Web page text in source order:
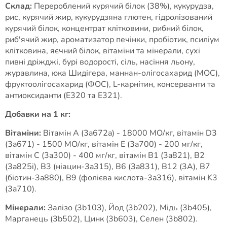
Склад: Перероблений курячий білок (38%), кукурудза,
рис, курячий жир, кукурудзяна глютен, гідролізований
курячий білок, концентрат клітковини, рибний білок,
риб'ячий жир, ароматизатор печінки, пробіотик, псиліум
клітковина, яєчний білок, вітаміни та мінерали, сухі
пивні дріжджі, бурі водорості, сіль, насіння льону,
журавлина, юка Шидігера, маннан-олігосахарид (МОС),
фруктоолігосахарид (ФОС), L-карнітин, консерванти та
антиоксиданти (E320 та E321).
Добавки на 1 кг:
Вітаміни: Вітамін A (3a672a) - 18000 МО/кг, вітамін D3
(3a671) - 1500 МО/кг, вітамін E (3a700) - 200 мг/кг,
вітамін C (3a300) - 400 мг/кг, вітамін B1 (3a821), B2
(3a825i), B3 (ніацин-3a315), B6 (3a831), B12 (3A), B7
(біотин-3a880), B9 (фолієва кислота-3a316), вітамін K3
(3a710).
Мінерали: Залізо (3b103), Йод (3b202), Мідь (3b405),
Марганець (3b502), Цинк (3b603), Селен (3b802).